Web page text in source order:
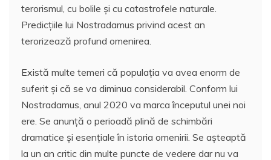
terorismul, cu bolile și cu catastrofele naturale.
Predicțiile lui Nostradamus privind acest an
terorizează profund omenirea.
Există multe temeri că populația va avea enorm de
suferit și că se va diminua considerabil. Conform lui
Nostradamus, anul 2020 va marca începutul unei noi
ere. Se anunță o perioadă plină de schimbări
dramatice și esențiale în istoria omenirii. Se așteaptă
la un an critic din multe puncte de vedere dar nu va